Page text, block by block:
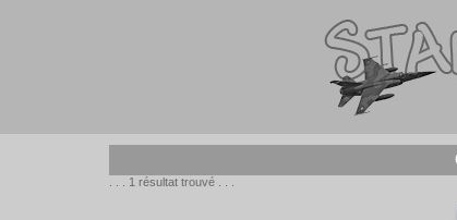
. . . 1 résultat trouvé . . .